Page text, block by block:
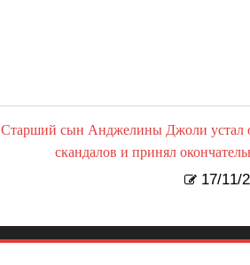
Старший сын Анджелины Джоли устал
скандалов и принял
17/11/